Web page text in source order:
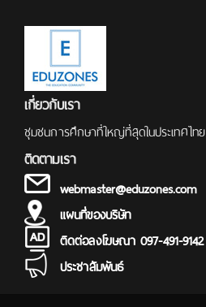
เกี่ยวกับเรา
ชุมชนการศึกษาที่ใหญ่ที่สุดในประเทศไทย
ติดตามเรา
webmaster@eduzones.com
แผนที่ของบริษัท
ติดต่อลงโฆษณา 097-491-9142
ประชาสัมพันธ์